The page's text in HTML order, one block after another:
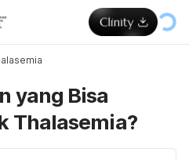
yang Bisa
Thalasemia?